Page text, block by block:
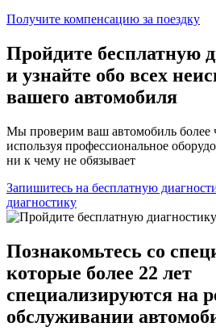
Получите компенсацию за поездку
Пройдите бесплатную
и узнайте обо всех
вашего автомобиля
Мы проверим ваш автомобиль более
используя профессиональное
ни к чему не обязывает
Запишитесь на бесплатную
диагностику
Познакомьтесь со
которые более 22 лет
специализируются на
обслуживании